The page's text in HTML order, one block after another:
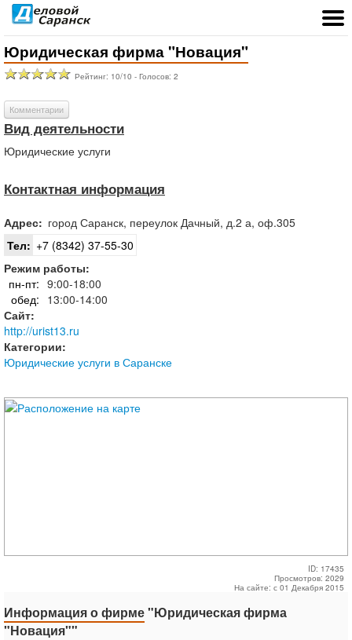
Юридическая фирма "Новация"
Рейтинг: 10/10 - Голосов: 2
Комментарии
Вид деятельности
Юридические услуги
Контактная информация
Адрес: город Саранск, переулок Дачный, д.2 а, оф.305
Тел: +7 (8342) 37-55-30
Режим работы:
пн-пт: 9:00-18:00
обед: 13:00-14:00
Сайт:
http://urist13.ru
Категории:
Юридические услуги в Саранске
ID: 17435
Просмотров: 2029
На сайте: с 01 Декабря 2015
Информация о фирме"Юридическая фирма
"Новация""